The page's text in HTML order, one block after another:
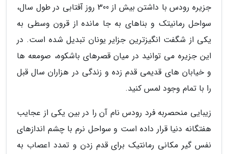
جزیره رودس با داشتن بیش از 300 روز آفتابی در طول سال،
سواحل رمانیتک و بناهای به جا مانده از قرون وسطی به
یکی از شگفت انگیزترین جزایر یونان تبدیل شده است. در
این جزیره می توانید در میان قصرهای باشکوه، صومعه ها
و خیابان های قدیمی قدم زده و زندگی در هزاران سال قبل
را با تمام وجود لمس کنید.
زیبایی منحصربه فرد رودس نام آن را در بین یکی از عجایب
هفتگانه دنیا قرار داده است و سواحل نرم با چشم اندازهای
نفس گیر مکانی رمانتیک برای قدم زدن و تمدد اعصاب به